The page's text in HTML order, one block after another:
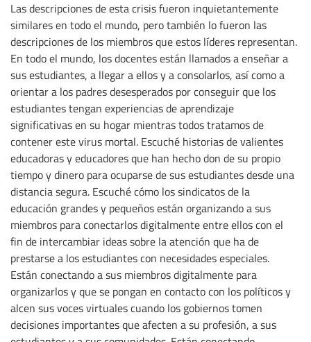
Las descripciones de esta crisis fueron inquietantemente
similares en todo el mundo, pero también lo fueron las
descripciones de los miembros que estos líderes representan.
En todo el mundo, los docentes están llamados a enseñar a
sus estudiantes, a llegar a ellos y a consolarlos, así como a
orientar a los padres desesperados por conseguir que los
estudiantes tengan experiencias de aprendizaje
significativas en su hogar mientras todos tratamos de
contener este virus mortal. Escuché historias de valientes
educadoras y educadores que han hecho don de su propio
tiempo y dinero para ocuparse de sus estudiantes desde una
distancia segura. Escuché cómo los sindicatos de la
educación grandes y pequeños están organizando a sus
miembros para conectarlos digitalmente entre ellos con el
fin de intercambiar ideas sobre la atención que ha de
prestarse a los estudiantes con necesidades especiales.
Están conectando a sus miembros digitalmente para
organizarlos y que se pongan en contacto con los políticos y
alcen sus voces virtuales cuando los gobiernos tomen
decisiones importantes que afecten a su profesión, a sus